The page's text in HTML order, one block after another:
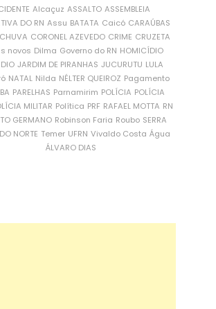
Alcaçuz ASSALTO ASSEMBLEIA
DO RN Assu BATATA Caicó CARAÚBAS
CORONEL AZEVEDO CRIME CRUZETA
novos Dilma Governo do RN HOMICÍDIO
JARDIM DE PIRANHAS JUCURUTU LULA
NATAL Nilda NÉLTER QUEIROZ Pagamento
PARELHAS Parnamirim POLÍCIA POLÍCIA
MILITAR Política PRF RAFAEL MOTTA RN
GERMANO Robinson Faria Roubo SERRA
NORTE Temer UFRN Vivaldo Costa Água
ÁLVARO DIAS